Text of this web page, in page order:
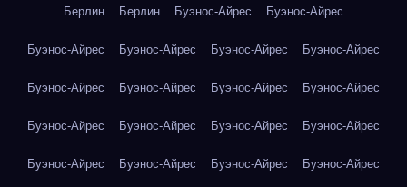
Берлин Берлин Буэнос-Айрес Буэнос-Айрес
Буэнос-Айрес Буэнос-Айрес Буэнос-Айрес Буэнос-Айрес
Буэнос-Айрес Буэнос-Айрес Буэнос-Айрес Буэнос-Айрес
Буэнос-Айрес Буэнос-Айрес Буэнос-Айрес Буэнос-Айрес
Буэнос-Айрес Буэнос-Айрес Буэнос-Айрес Буэнос-Айрес